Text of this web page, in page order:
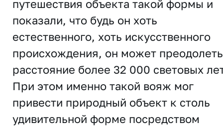
путешествия объекта такой формы и
показали, что будь он хоть
естественного, хоть искусственного
происхождения, он может преодолеть
расстояние более 32 000 световых
При этом именно такой вояж мог
привести природный объект к столь
удивительной форме посредством